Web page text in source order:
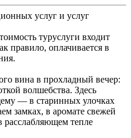
услуг и услуг
туруслуги входит
правило, оплачивается в
вина в прохладный вечер:
волшебства. Здесь
— в старинных улочках
замках, в аромате свежей
тепле